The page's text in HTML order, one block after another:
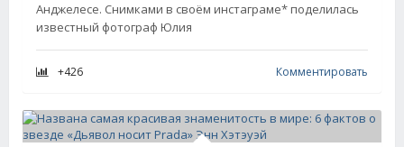
Анджелесе. Снимками в своём инстаграме* поделилась
известный фотограф Юлия
+426 Комментировать